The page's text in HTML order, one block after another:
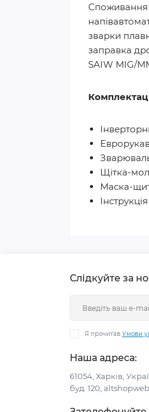
Споживання
зварки
заправка
SAIW MIG/
Щітка-
Маска-
Слідкуйте за
Я прочитав Умови
Наша адреса:
61054, Харків,
буд. 120,